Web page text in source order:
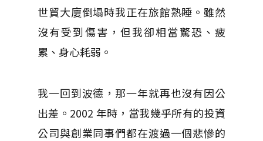
世貿大廈倒塌時我正在旅館熟睡。雖然
沒有受到傷害，但我卻相當驚恐、疲
累、身心耗弱。
我一回到波德，那一年就再也沒有因公
出差。2002 年時，當我幾乎所有的投資
公司與創業同事們都在渡過一個悲慘的